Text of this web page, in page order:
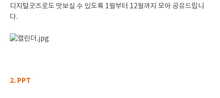
디지털굿즈로도 맛보실 수 있도록 1월부터 12월까지 모아 공유드립니
다.
2. PPT